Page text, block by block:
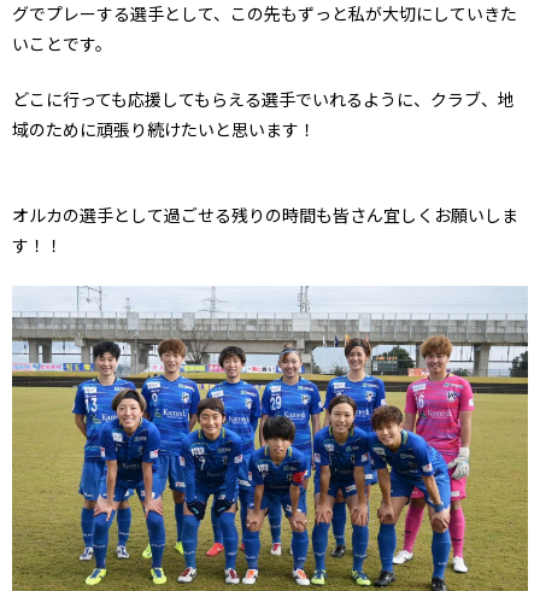
グでプレーする選手として、この先もずっと私が大切にしていきた
いことです。
どこに行っても応援してもらえる選手でいれるように、クラブ、地
域のために頑張り続けたいと思います！
オルカの選手として過ごせる残りの時間も皆さん宜しくお願いしま
す！！